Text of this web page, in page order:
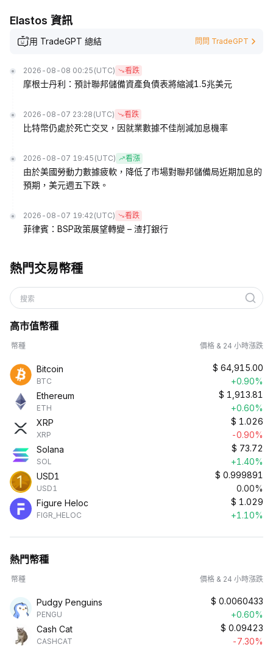
Elastos 資訊
用 TradeGPT 總結 問問 TradeGPT
2026-08-08 00:25 (UTC) 看跌
摩根士丹利：預計聯邦儲備資產負債表將縮減1.5兆美元
2026-08-07 23:28 (UTC) 看跌
比特幣仍處於死亡交叉，因就業數據不佳削減加息機率
2026-08-07 19:45 (UTC) 看漲
由於美國勞動力數據疲軟，降低了市場對聯邦儲備局近期加息的
預期，美元週五下跌。
2026-08-07 19:42 (UTC) 看跌
菲律賓：BSP政策展望轉變 – 渣打銀行
熱門交易幣種
搜索
高市值幣種
幣種 價格 & 24 小時漲跌
Bitcoin
BTC
$ 64,915.00
+0.90%
Ethereum
ETH
$ 1,913.81
+0.60%
XRP
XRP
$ 1.026
-0.90%
Solana
SOL
$ 73.72
+1.40%
USD1
USD1
$ 0.999891
0.00%
Figure Heloc
FIGR_HELOC
$ 1.029
+1.10%
熱門幣種
幣種 價格 & 24 小時漲跌
Pudgy Penguins
PENGU
$ 0.0060433
+0.60%
Cash Cat
CASHCAT
$ 0.09423
-7.30%